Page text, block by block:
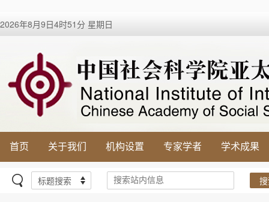
2026年8月9日4时51分 星期日
首页 关于我们 机构设置 专家学者 学术成果